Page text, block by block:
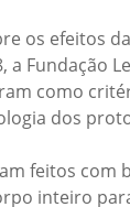
os efeitos
a Fundação
como
dos
feitos
inteiro